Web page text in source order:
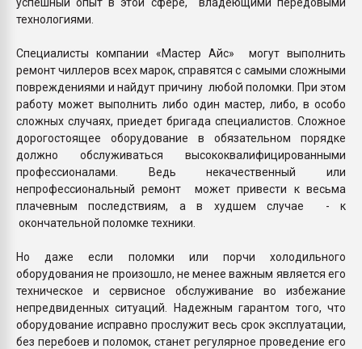
технологиями.
Специалисты компании «Мастер Айс» могут выполнить
ремонт чиллеров всех марок, справятся с самыми сложными
повреждениями и найдут причину любой поломки. При этом
работу может выполнить либо один мастер, либо, в особо
сложных случаях, приедет бригада специалистов. Сложное
дорогостоящее оборудование в обязательном порядке
должно обслуживаться высококвалифицированными
профессионалами. Ведь некачественный или
непрофессиональный ремонт может привести к весьма
плачевным последствиям, а в худшем случае - к
окончательной поломке техники.
Но даже если поломки или порчи холодильного
оборудования не произошло, не менее важным является его
техническое и сервисное обслуживание во избежание
непредвиденных ситуаций. Надежным гарантом того, что
оборудование исправно прослужит весь срок эксплуатации,
без перебоев и поломок, станет регулярное проведение его